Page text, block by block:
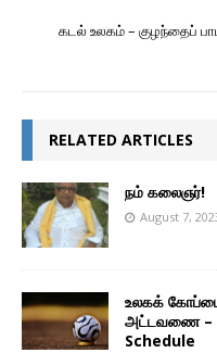
கடல் உலகம் – குழந்தைப்
RELATED ARTICLES
நம் கலைஞர்!
August 7,
உலகக்
அட்டவணை –
Schedule